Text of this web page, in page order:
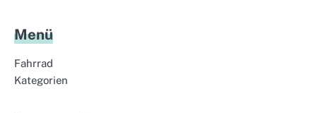
Menü
Fahrrad
Kategorien